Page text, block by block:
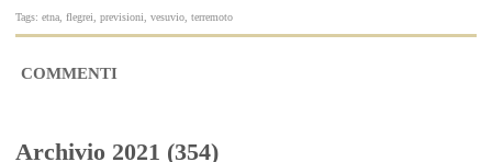
Tags: etna, flegrei, previsioni, vesuvio, terremoto
COMMENTI
Archivio 2021 (354)